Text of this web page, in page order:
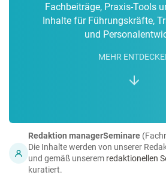
Fachbeiträge, Praxis-Tools
Inhalte für Führungskräfte,
und
MEHR
Redaktion managerSeminare
Die Inhalte werden von unserer
und gemäß unserem redaktionellen
kuratiert.